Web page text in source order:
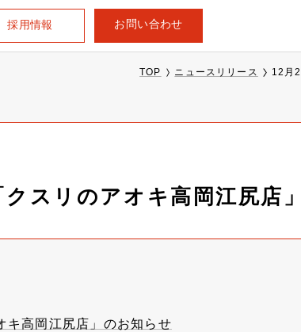
採用情報 お問い合わせ
TOP ニュースリリース 12月
スリのアオキ高岡江尻店
キ高岡江尻店」のお知らせ